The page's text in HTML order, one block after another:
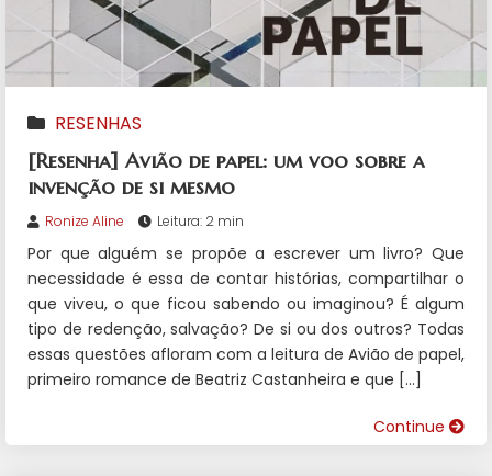
RESENHAS
[Resenha] Avião de papel: um voo sobre a
invenção de si mesmo
Ronize Aline Leitura: 2 min
Por que alguém se propõe a escrever um livro? Que
necessidade é essa de contar histórias, compartilhar o
que viveu, o que ficou sabendo ou imaginou? É algum
tipo de redenção, salvação? De si ou dos outros? Todas
essas questões afloram com a leitura de Avião de papel,
primeiro romance de Beatriz Castanheira e que […]
Continue